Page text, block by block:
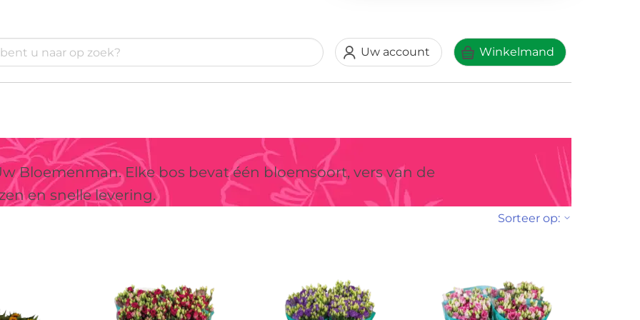
Uw account Winkelmand
Bloemenman. Elke bos bevat één bloemsoort, vers van de
en snelle levering.
Sorteer op: